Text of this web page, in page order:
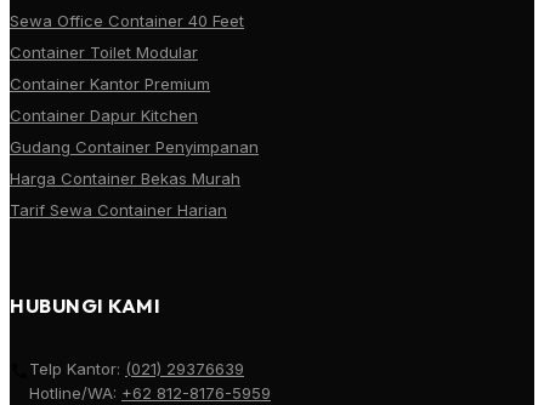
Sewa Office Container 40 Feet
Container Toilet Modular
Container Kantor Premium
Container Dapur Kitchen
Gudang Container Penyimpanan
Harga Container Bekas Murah
Tarif Sewa Container Harian
HUBUNGI KAMI
Telp Kantor: (021) 29376639
Hotline/WA: +62 812-8176-5959